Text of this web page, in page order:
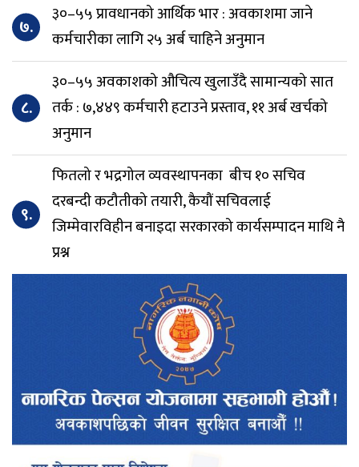
७.
३०–५५ प्रावधानको आर्थिक भार : अवकाशमा जाने
कर्मचारीका लागि २५ अर्ब चाहिने अनुमान
८.
३०–५५ अवकाशको औचित्य खुलाउँदै सामान्यको सात
तर्क : ७,४४९ कर्मचारी हटाउने प्रस्ताव, ११ अर्ब खर्चको
अनुमान
९.
फितलो र भद्रगोल व्यवस्थापनका बीच १० सचिव
दरबन्दी कटौतीको तयारी, कैयौं सचिवलाई
जिम्मेवारविहीन बनाइदा सरकारको कार्यसम्पादन माथि नै
प्रश्न